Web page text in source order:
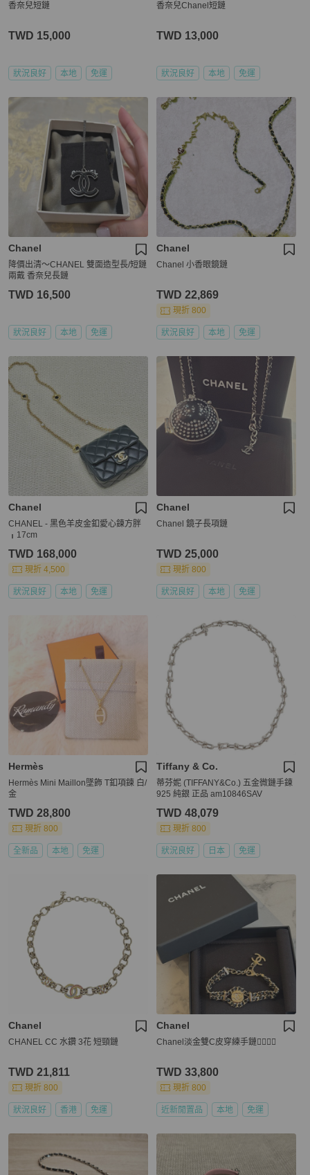
香奈兒短鏈
TWD 15,000
狀況良好 本地 免運
香奈兒Chanel短鏈
TWD 13,000
狀況良好 本地 免運
Chanel
降價出清～CHANEL 雙面造型長/短鏈
兩戴 香奈兒長鏈
TWD 16,500
狀況良好 本地 免運
Chanel
Chanel 小香眼鏡鏈
TWD 22,869
現折 800
狀況良好 本地 免運
Chanel
CHANEL - 黑色羊皮金釦愛心鍊方胖
╻17cm
TWD 168,000
現折 4,500
狀況良好 本地 免運
Chanel
Chanel 鏡子長項鏈
TWD 25,000
現折 800
狀況良好 本地 免運
Hermès
Hermès Mini Maillon墜飾 T釦項鍊 白/
金
TWD 28,800
現折 800
全新品 本地 免運
Tiffany & Co.
蒂芬妮 (TIFFANY&Co.) 五金微鏈手鍊
925 純銀 正品 am10846SAV
TWD 48,079
現折 800
狀況良好 日本 免運
Chanel
CHANEL CC 水鑽 3花 短頸鏈
TWD 21,811
現折 800
狀況良好 香港 免運
Chanel
Chanel淡金雙C皮穿練手鏈❤️‍🔥❤️‍🔥
TWD 33,800
現折 800
近新閒置品 本地 免運